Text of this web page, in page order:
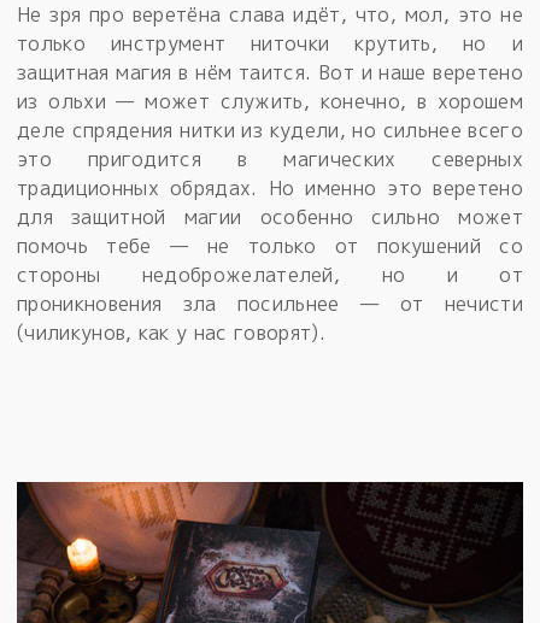
Не зря про веретёна слава идёт, что, мол, это не
только инструмент ниточки крутить, но и
защитная магия в нём таится. Вот и наше веретено
из ольхи — может служить, конечно, в хорошем
деле спрядения нитки из кудели, но сильнее всего
это пригодится в магических северных
традиционных обрядах. Но именно это веретено
для защитной магии особенно сильно может
помочь тебе — не только от покушений со
стороны недоброжелателей, но и от
проникновения зла посильнее — от нечисти
(чиликунов, как у нас говорят).